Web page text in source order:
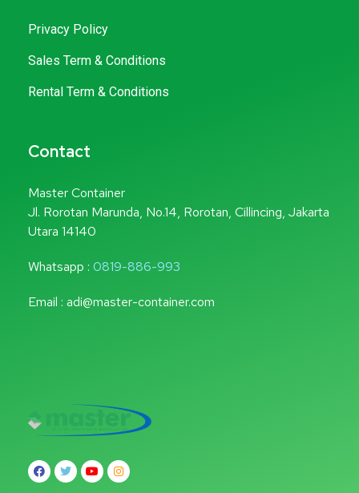
Privacy Policy
Sales Term & Conditions
Rental Term & Conditions
Contact
Master Container
Jl. Rorotan Marunda, No.14, Rorotan, Cillincing, Jakarta
Utara 14140
Whatsapp : 0819-886-993
Email : adi@master-container.com